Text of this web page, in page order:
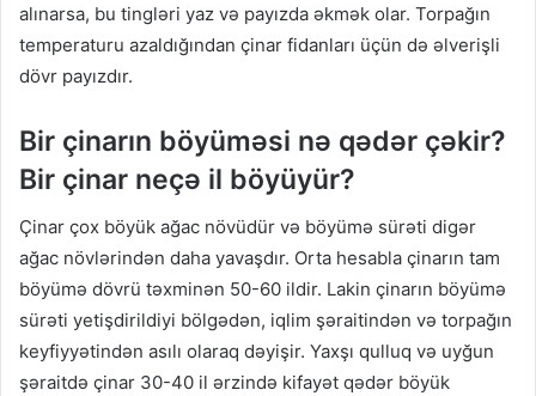
alınarsa, bu tingləri yaz və payızda əkmək olar. Torpağın
temperaturu azaldığından çinar fidanları üçün də əlverişli
dövr payızdır.
Bir çinarın böyüməsi nə qədər çəkir?
Bir çinar neçə il böyüyür?
Çinar çox böyük ağac növüdür və böyümə sürəti digər
ağac növlərindən daha yavaşdır. Orta hesabla çinarın tam
böyümə dövrü təxminən 50-60 ildir. Lakin çinarın böyümə
sürəti yetişdirildiyi bölgədən, iqlim şəraitindən və torpağın
keyfiyyətindən asılı olaraq dəyişir. Yaxşı qulluq və uyğun
şəraitdə çinar 30-40 il ərzində kifayət qədər böyük